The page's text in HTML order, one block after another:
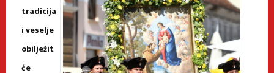
tradicija
i veselje
obilježit
će